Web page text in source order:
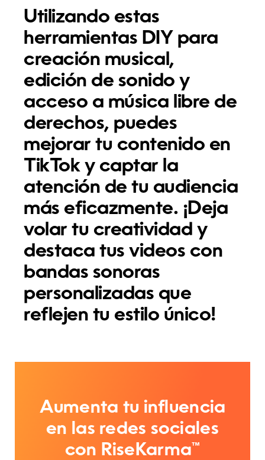
Utilizando estas
herramientas DIY para
creación musical,
edición de sonido y
acceso a música libre de
derechos, puedes
mejorar tu contenido en
TikTok y captar la
atención de tu audiencia
más eficazmente. ¡Deja
volar tu creatividad y
destaca tus videos con
bandas sonoras
personalizadas que
reflejen tu estilo único!
Aumenta tu influencia
en las redes sociales
con RiseKarma™